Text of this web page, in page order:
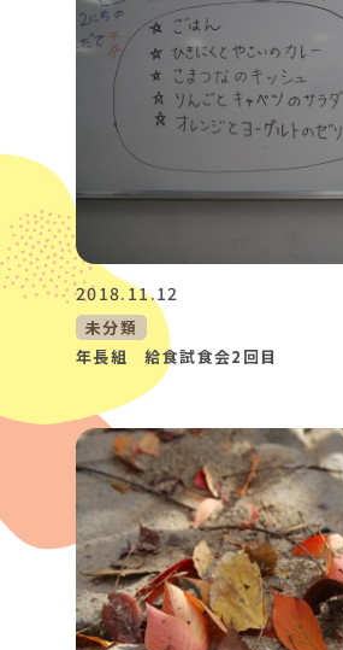
2018.11.12
未分類
年長組 給食試食会2回目